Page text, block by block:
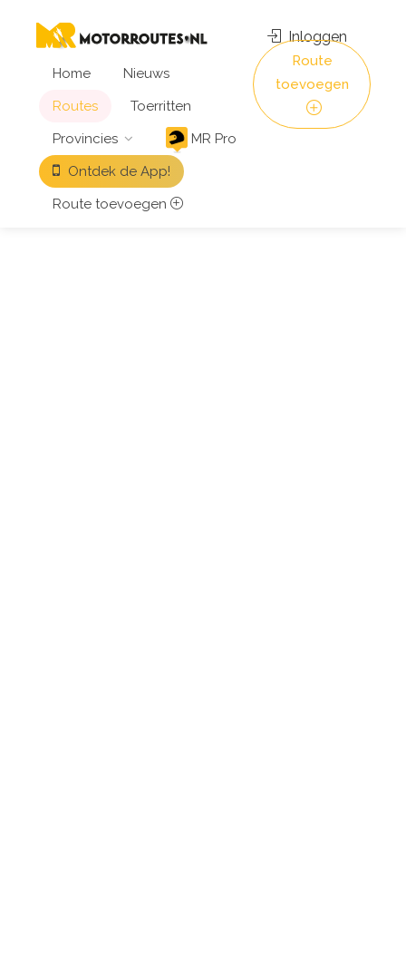
Home
Nieuws
Routes
Toerritten
Provincies
MR Pro
Ontdek de App!
Route toevoegen
Inloggen
Route
toevoegen